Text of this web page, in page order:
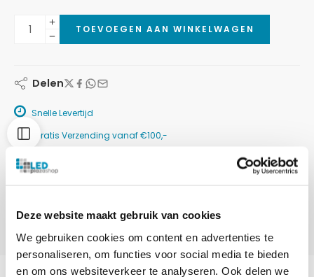
Deze website maakt gebruik van cookies
We gebruiken cookies om content en advertenties te
personaliseren, om functies voor social media te bieden
en om ons websiteverkeer te analyseren. Ook delen we
TOEVOEGEN AAN WINKELWAGEN
Delen
Snelle Levertijd
Gratis Verzending vanaf €100,-
Betaalmethoden: